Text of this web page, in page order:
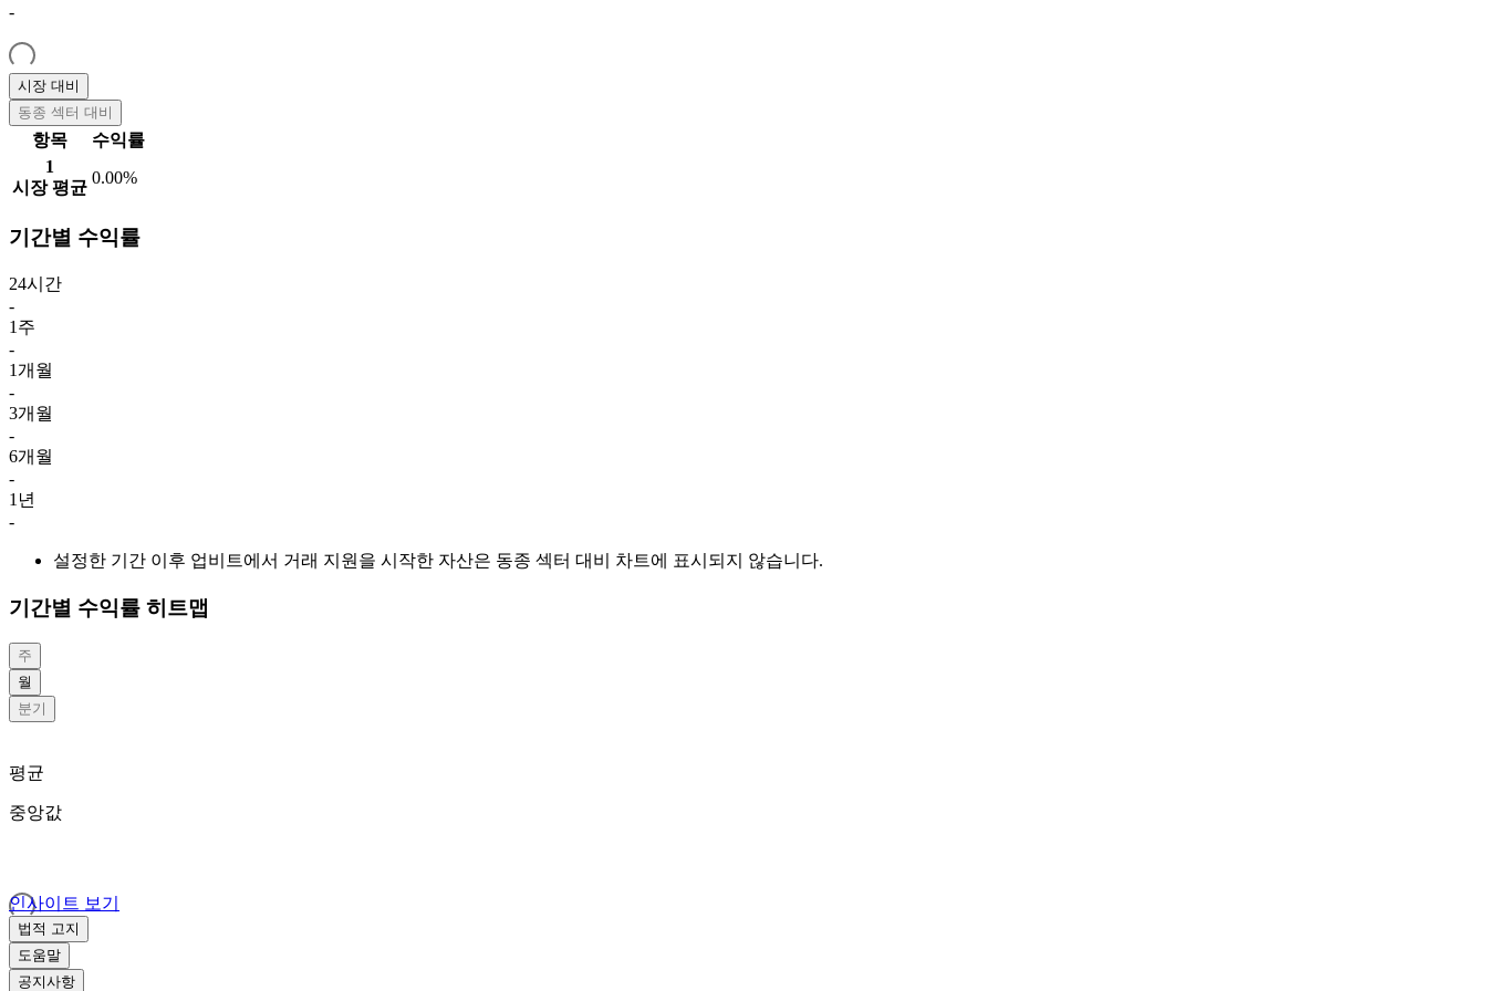
-
시장 대비
동종 섹터 대비
항목
수익률
1
시장 평균
0.00%
기간별 수익률
24시간
-
1주
-
1개월
-
3개월
-
6개월
-
1년
-
설정한 기간 이후 업비트에서 거래 지원을 시작한 자산은 동종 섹터 대비 차트에 표시되지 않습니다.
기간별 수익률 히트맵
주
월
분기
평균
중앙값
인사이트 보기
법적 고지
도움말
공지사항